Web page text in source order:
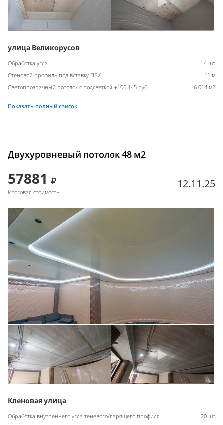
улица Великорусов
Обработка угла
4 шт
Стеновой профиль под вставку ПВХ
11 м
Светопрозрачный потолок с подсветкой +106 145 руб.
6.014 м2
Показать полный список
Двухуровневый потолок 48 м2
57881
Итоговая стоимость
12.11.25
Кленовая улица
Обработка внутреннего угла теневого/парящего профиля
20 шт